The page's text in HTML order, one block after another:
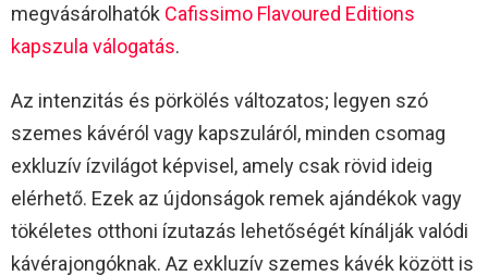
megvásárolhatók Cafissimo Flavoured Editions
kapszula válogatás.
Az intenzitás és pörkölés változatos; legyen szó
szemes kávéról vagy kapszuláról, minden csomag
exkluzív ízvilágot képvisel, amely csak rövid ideig
elérhető. Ezek az újdonságok remek ajándékok vagy
tökéletes otthoni ízutazás lehetőségét kínálják valódi
kávérajongóknak. Az exkluzív szemes kávék között is